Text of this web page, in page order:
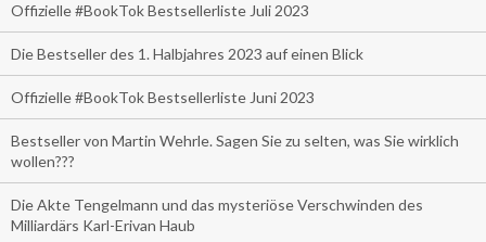
Offizielle #BookTok Bestsellerliste Juli 2023
Die Bestseller des 1. Halbjahres 2023 auf einen Blick
Offizielle #BookTok Bestsellerliste Juni 2023
Bestseller von Martin Wehrle. Sagen Sie zu selten, was Sie wirklich
wollen???
Die Akte Tengelmann und das mysteriöse Verschwinden des
Milliardärs Karl-Erivan Haub